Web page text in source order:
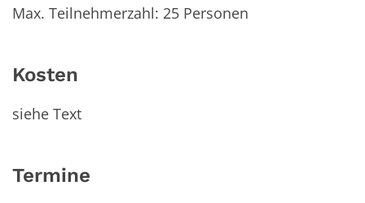
Max. Teilnehmerzahl: 25 Personen
Kosten
siehe Text
Termine